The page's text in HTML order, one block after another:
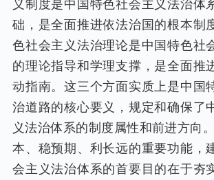
义制度是中国特色社会主义法治体
础，是全面推进依法治国的根本制
色社会主义法治理论是中国特色社
的理论指导和学理支撑，是全面推
动指南。这三个方面实质上是中国
治道路的核心要义，规定和确保了
义法治体系的制度属性和前进方向
本、稳预期、利长远的重要功能，
会主义法治体系的首要目的在于夯